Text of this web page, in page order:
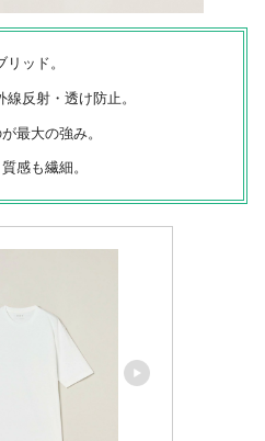
ッド。
反射・透け防止。
最大の強み。
感も繊細。